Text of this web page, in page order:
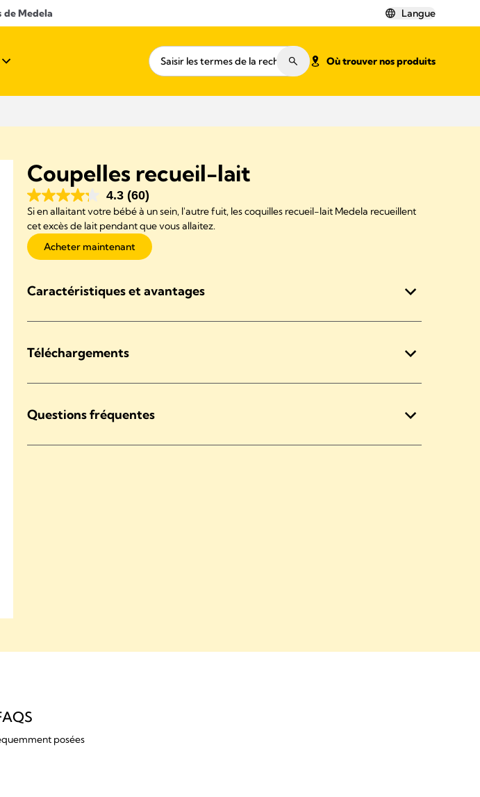
de Medela Langue
Où trouver nos produits
Coupelles recueil-lait
4.3 (60)
Si en allaitant votre bébé à un sein, l'autre fuit, les coquilles recueil-lait Medela recueillent
cet excès de lait pendant que vous allaitez.
Acheter maintenant
Caractéristiques et avantages
Téléchargements
Questions fréquentes
posées